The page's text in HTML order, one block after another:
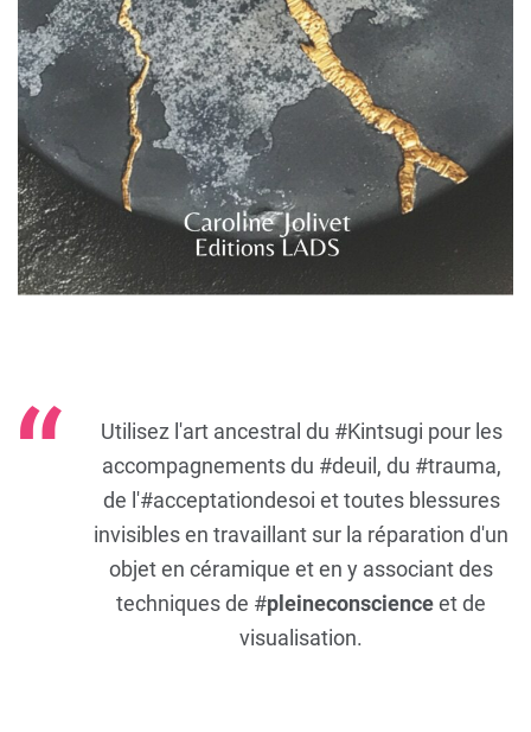
Utilisez l'art ancestral du #Kintsugi pour les
accompagnements du #deuil, du #trauma,
de l'#acceptationdesoi et toutes blessures
invisibles en travaillant sur la réparation d'un
objet en céramique et en y associant des
techniques de #pleineconscienceet de
visualisation.